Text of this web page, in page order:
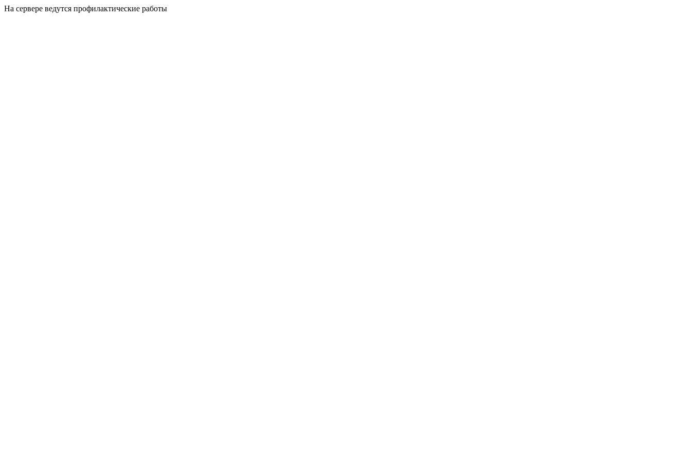
На сервере ведутся профилактические работы